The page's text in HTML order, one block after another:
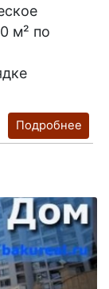
м² по
Подробнее